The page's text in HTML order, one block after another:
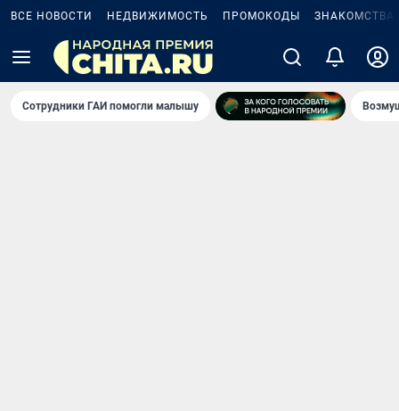
ВСЕ НОВОСТИ НЕДВИЖИМОСТЬ ПРОМОКОДЫ ЗНАКОМСТВА
Сотрудники ГАИ помогли малышу